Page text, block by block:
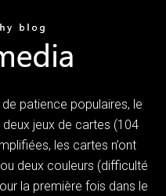
patience populaires, le
jeux de cartes (104
les cartes n’ont
deux couleurs (difficulté
la première fois dans le